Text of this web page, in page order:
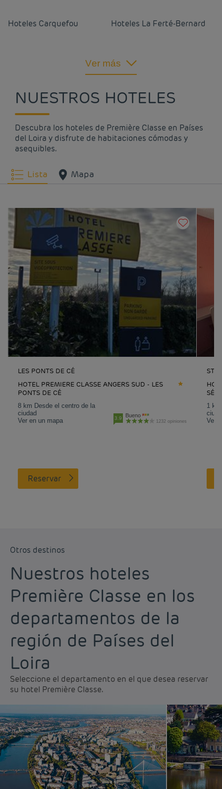
Hoteles Carquefou Hoteles La Ferté-Bernard
HotelesMouilleron-le-
Captif
Hoteles Nantes Hoteles Saint-
Hoteles Saint-Herblain
Ver más
NUESTROS HOTELES
Descubra los hoteles de Première Classe en Países
del Loira y disfrute de habitaciones cómodas y
asequibles.
Lista Mapa
LES PONTS DE CÉ
HOTEL PREMIERE CLASSE ANGERS SUD - LES
PONTS DE CÉ
8 km Desde el centro de la
ciudad
Ver en un mapa
3.9 Bueno
1232 opiniones
Reservar
ST-
1
Ver
Otros destinos
Nuestros hoteles
Première Classe en los
departamentos de la
región de Países del
Loira
Seleccione el departamento en el que desea reservar
su hotel Première Classe.
Hoteles baratos París